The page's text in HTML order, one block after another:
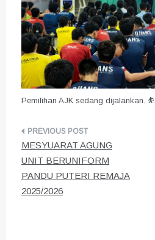
Pemilihan AJK sedang dijalankan. ⛹
Post
navigation
MESYUARAT AGUNG
UNIT BERUNIFORM
PANDU PUTERI REMAJA
2025/2026